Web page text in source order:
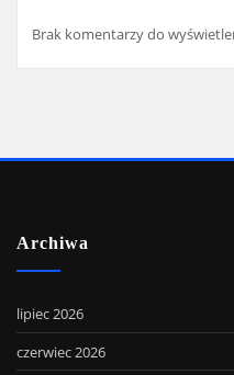
Brak komentarzy do
Archiwa
lipiec 2026
czerwiec 2026